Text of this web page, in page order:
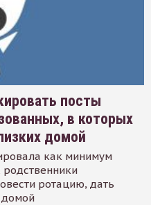
посты
в которых
домой
как минимум
родственники
ротацию, дать
домой